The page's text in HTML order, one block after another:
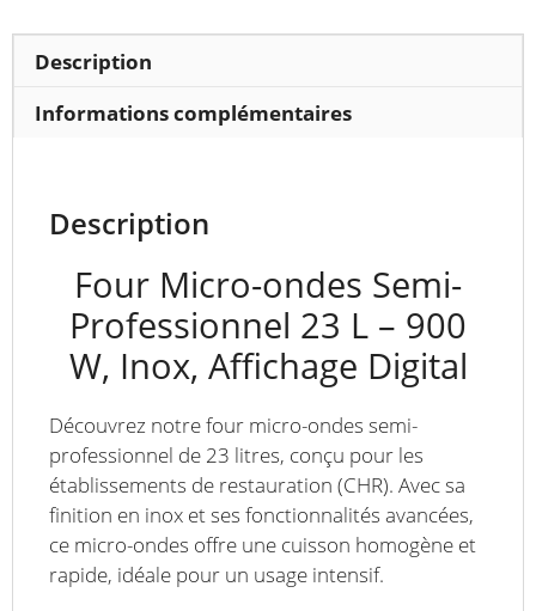
Description
Informations complémentaires
Description
Four Micro-ondes Semi-
Professionnel 23 L – 900
W, Inox, Affichage Digital
Découvrez notre four micro-ondes semi-
professionnel de 23 litres, conçu pour les
établissements de restauration (CHR). Avec sa
finition en inox et ses fonctionnalités avancées,
ce micro-ondes offre une cuisson homogène et
rapide, idéale pour un usage intensif.